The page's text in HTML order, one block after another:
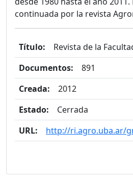
continuada por la revista
Título:
Revista de la
Documentos:
891
Creada:
2012
Estado:
Cerrada
URL:
http://ri.agro.uba.ar/